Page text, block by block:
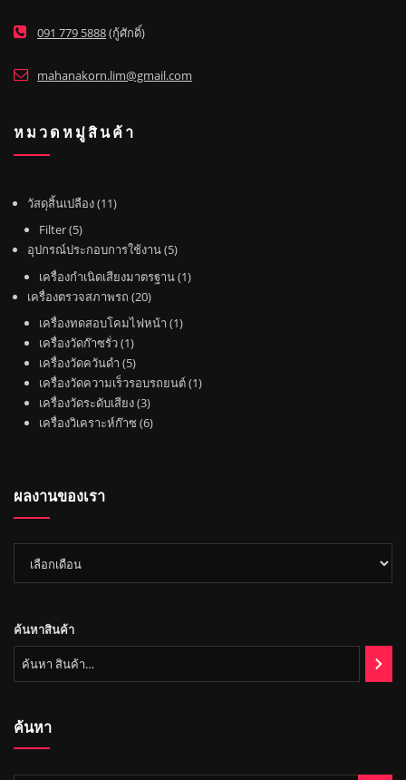
091 779 5888(กู้ศักดิ์)
mahanakorn.lim@gmail.com
หมวดหมู่สินค้า
วัสดุสิ้นเปลือง 111
ค้
า
Filter 55
สิ
อุปกรณ์ประกอบการใช้งาน 55
น
า
เครื่องกำเนิดเสียงมาตรฐาน 11
เครื่องตรวจสภาพรถ 202
เครื่องทดสอบโคมไฟหน้า 11
ค้
เครื่องวัดก๊าซรั่ว 11
สิ
น
ค้
า
เครื่องวัดควันดำ 55
สิ
น
ค้
เครื่องวัดความเร็วรอบรถยนต์ 11
เครื่องวัดระดับเสียง 33
สิ
เครื่องวิเคราะห์ก๊าซ 66
ผลงานของเรา
งาน
ค้นหาสินค้า
ค้นหา